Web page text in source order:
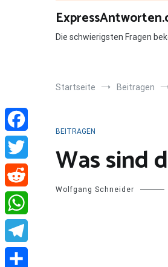
Die schwierigsten Fragen
Startseite Beitragen
BEITRAGEN
Was sind
Wolfgang Schneider
Facebook
Twitter
Reddit
WhatsApp
Telegram